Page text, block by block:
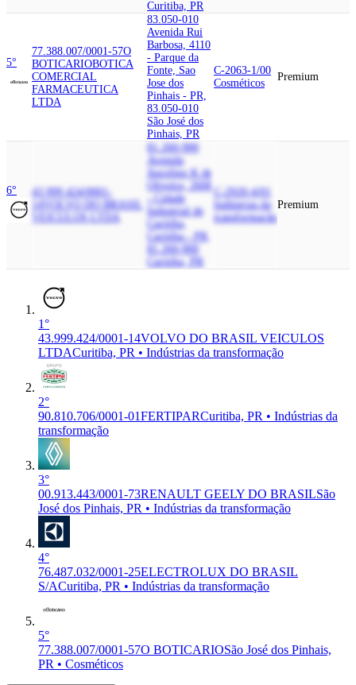
Curitiba, PR
5°
77.388.007/0001-57O
BOTICARIOBOTICA
COMERCIAL
FARMACEUTICA
LTDA
83.050-010
Avenida Rui
Barbosa, 4110
- Parque da
Fonte, Sao
Jose dos
Pinhais - PR,
83.050-010
São José dos
Pinhais, PR
C-2063-1/00
Cosméticos
Premium
6°
43.999.424/0001-
14
VOLVO DO BRASIL
VEICULOS LTDA
81.260-900
Avenida
Juscelino K de
Oliveira, 2600
- Cidade
Industrial de
Curitiba,
Curitiba - PR,
81.260-900
Curitiba, PR
C-2920-4/01
Indústrias da
transformação
Premium
1°
43.999.424/0001-14VOLVO DO BRASIL VEICULOS
LTDACuritiba, PR • Indústrias da transformação
2°
90.810.706/0001-01FERTIPARCuritiba, PR • Indústrias da
transformação
3°
00.913.443/0001-73RENAULT GEELY DO BRASILSão
José dos Pinhais, PR • Indústrias da transformação
4°
76.487.032/0001-25ELECTROLUX DO BRASIL
S/ACuritiba, PR • Indústrias da transformação
5°
77.388.007/0001-57O BOTICARIOSão José dos Pinhais,
PR • Cosméticos